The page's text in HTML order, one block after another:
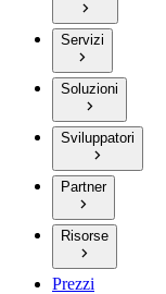
Servizi
Soluzioni
Sviluppatori
Partner
Risorse
Prezzi